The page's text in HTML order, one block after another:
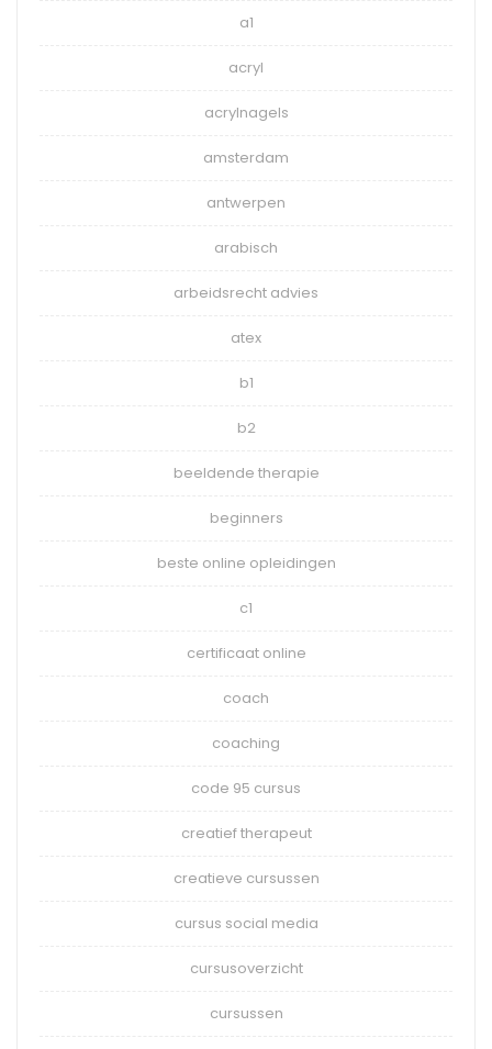
a1
acryl
acrylnagels
amsterdam
antwerpen
arabisch
arbeidsrecht advies
atex
b1
b2
beeldende therapie
beginners
beste online opleidingen
c1
certificaat online
coach
coaching
code 95 cursus
creatief therapeut
creatieve cursussen
cursus social media
cursusoverzicht
cursussen